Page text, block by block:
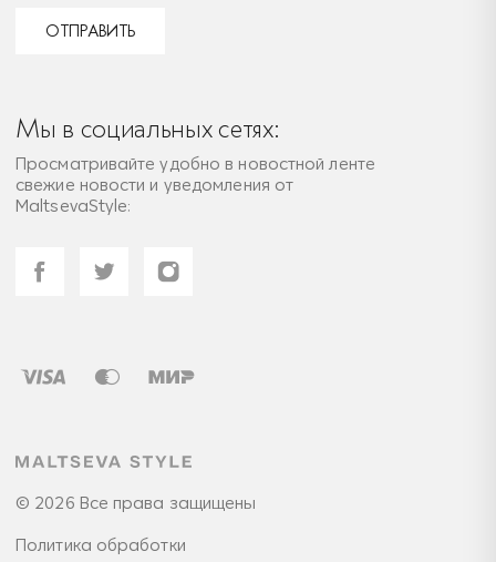
ОТПРАВИТЬ
Мы в социальных сетях:
Просматривайте удобно в новостной ленте
свежие новости и уведомления от
MaltsevaStyle:
© 2026 Все права защищены
Политика обработки